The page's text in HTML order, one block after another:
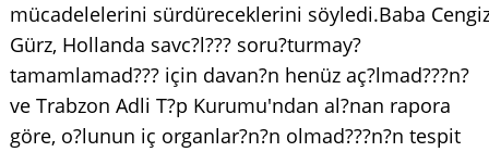
mücadelelerini sürdüreceklerini söyledi.Baba
Gürz, Hollanda savc?l??? soru?turmay?
tamamlamad??? için davan?n henüz aç?lmad???n?
ve Trabzon Adli T?p Kurumu'ndan al?nan rapora
göre, o?lunun iç organlar?n?n olmad???n?n tespit